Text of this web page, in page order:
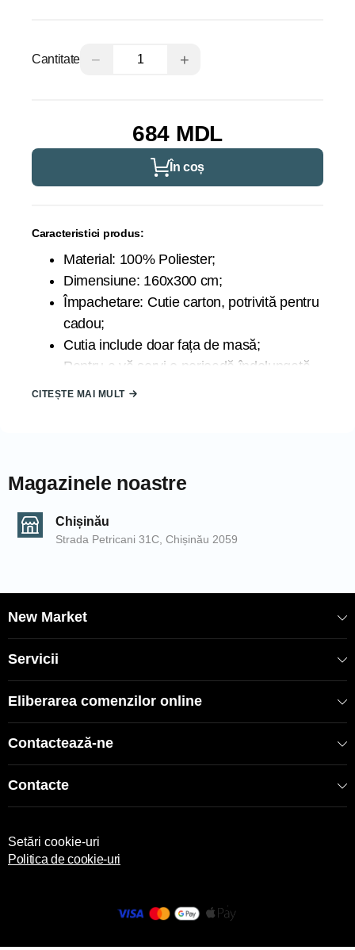
Cantitate − +
684 MDL
În coș
Caracteristici produs:
Material: 100% Poliester;
Dimensiune: 160x300 cm;
Împachetare: Cutie carton, potrivită pentru
cadou;
Cutia include doar fața de masă;
Pentru a vă servi o perioadă îndelungată
de timp se recomandă spălarea la 30
Datorită luminii la care sunt expuse produsele în timpul
fotografierii și din cauza blitz-ului camerei de fotografiat,
produsele pot căpăta nuanțe diferite. De asemenea,
nuanțele pot să difere de la un calculator la altul.
CITEȘTE MAI MULT
Magazinele noastre
Chișinău
Strada Petricani 31C, Chișinău 2059
New Market
Servicii
Eliberarea comenzilor online
Contactează-ne
Contacte
Setări cookie-uri
Politica de cookie-uri